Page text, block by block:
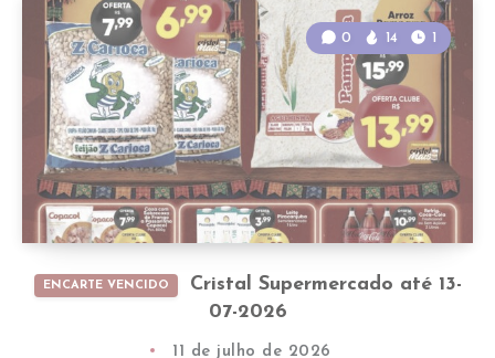
ENCARTE VENCIDO
Cristal Supermercado até 13-
07-2026
0 14 1
11 de julho de 2026